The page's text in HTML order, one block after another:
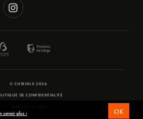
© CHIROUX 2026
DE CONFIDENTIALITÉ
savoir plus › OK